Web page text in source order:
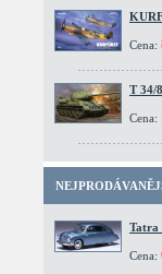
Cena:
T 34/
Cena:
Tatra
Cena: